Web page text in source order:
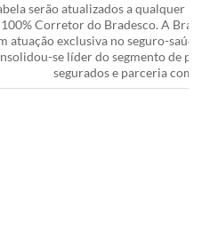
serão atualizados a qualquer
Corretor do Bradesco. A
atuação exclusiva no seguro-
se líder do segmento de
segurados e parceria com